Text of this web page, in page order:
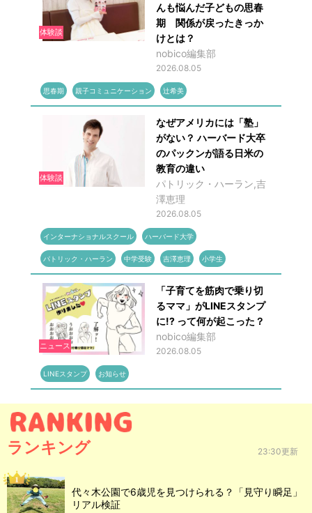
体験談
んも悩んだ子どもの思春
期 関係が戻ったきっか
けとは？
nobico編集部
2026.08.05
思春期 親子コミュニケーション 辻希美
体験談
なぜアメリカには「塾」
がない？ ハーバード大卒
のパックンが語る日米の
教育の違い
パトリック・ハーラン,吉
澤恵理
2026.08.05
インターナショナルスクール ハーバード大学
パトリック・ハーラン 中学受験 吉澤恵理 小学生
ニュース
「子育てを筋肉で乗り切
るママ」がLINEスタンプ
に!? って何が起こった？
nobico編集部
2026.08.05
LINEスタンプ お知らせ
ランキング 23:30更新
代々木公園で6歳児を見つけられる？「見守り瞬足」
リアル検証